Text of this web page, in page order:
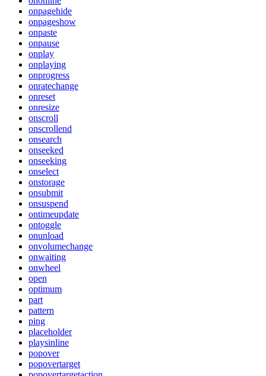
onpagehide
onpageshow
onpaste
onpause
onplay
onplaying
onprogress
onratechange
onreset
onresize
onscroll
onscrollend
onsearch
onseeked
onseeking
onselect
onstorage
onsubmit
onsuspend
ontimeupdate
ontoggle
onunload
onvolumechange
onwaiting
onwheel
open
optimum
part
pattern
ping
placeholder
playsinline
popover
popovertarget